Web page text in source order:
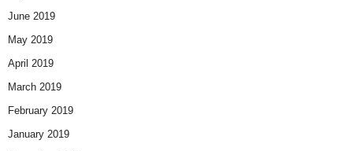
June 2019
May 2019
April 2019
March 2019
February 2019
January 2019